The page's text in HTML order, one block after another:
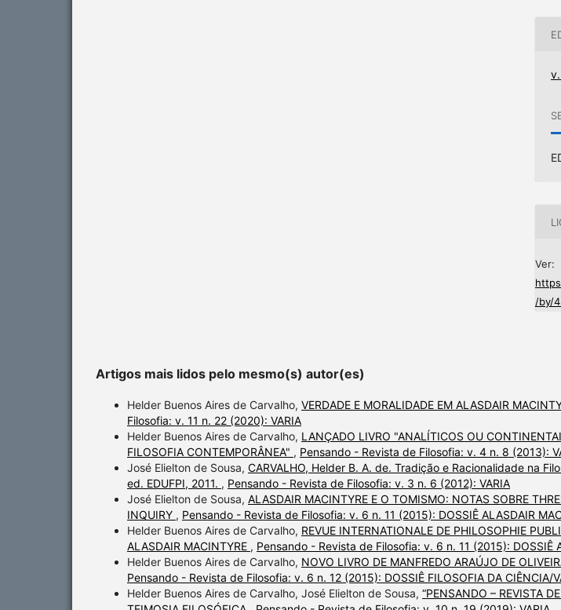
Ver:
/by/
Artigos mais lidos pelo mesmo(s) autor(es)
Helder Buenos Aires de Carvalho, VERDADE E MORALIDADE EM ALASDAIR
Filosofia: v. 11 n. 22 (2020): VARIA
Helder Buenos Aires de Carvalho, LANÇADO LIVRO "ANALÍTICOS OU
FILOSOFIA CONTEMPORÂNEA" , Pensando - Revista de Filosofia: v. 4 n. 8 (2013):
José Elielton de Sousa, CARVALHO, Helder B. A. de. Tradição e Racionalidade na
ed. EDUFPI, 2011. , Pensando - Revista de Filosofia: v. 3 n. 6 (2012): VARIA
José Elielton de Sousa, ALASDAIR MACINTYRE E O TOMISMO: NOTAS SOBRE
INQUIRY , Pensando - Revista de Filosofia: v. 6 n. 11 (2015): DOSSIÊ ALASDAIR
Helder Buenos Aires de Carvalho, REVUE INTERNATIONALE DE PHILOSOPHIE
ALASDAIR MACINTYRE , Pensando - Revista de Filosofia: v. 6 n. 11 (2015): DOSSIÊ
Helder Buenos Aires de Carvalho, NOVO LIVRO DE MANFREDO ARAÚJO DE
Pensando - Revista de Filosofia: v. 6 n. 12 (2015): DOSSIÊ FILOSOFIA DA CIÊNCIA/
Helder Buenos Aires de Carvalho, José Elielton de Sousa, “PENSANDO – REVISTA